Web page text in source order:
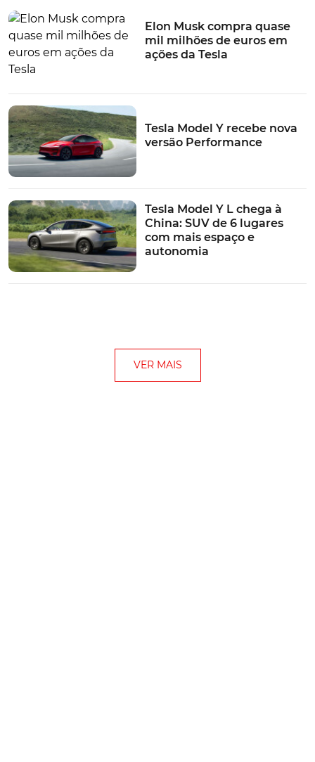
Elon Musk compra quase
mil milhões de euros em
ações da Tesla
Tesla Model Y recebe nova
versão Performance
Tesla Model Y L chega à
China: SUV de 6 lugares
com mais espaço e
autonomia
VER MAIS